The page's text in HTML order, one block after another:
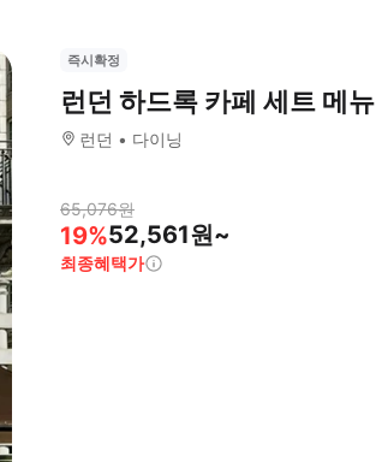
즉시확정
런던 하드록 카페 세트 메뉴
런던 다이닝
65,076원
19%52,561원~
최종혜택가